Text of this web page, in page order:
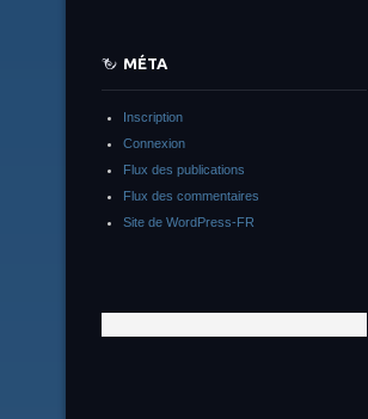
MÉTA
Inscription
Connexion
Flux des publications
Flux des commentaires
Site de WordPress-FR